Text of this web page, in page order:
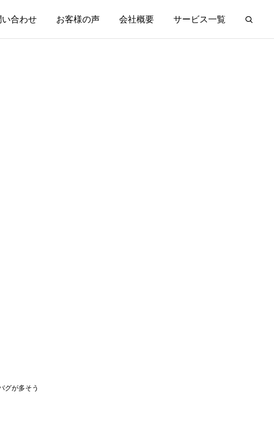
い合わせ お客様の声 会社概要 サービス一覧
グが多そう